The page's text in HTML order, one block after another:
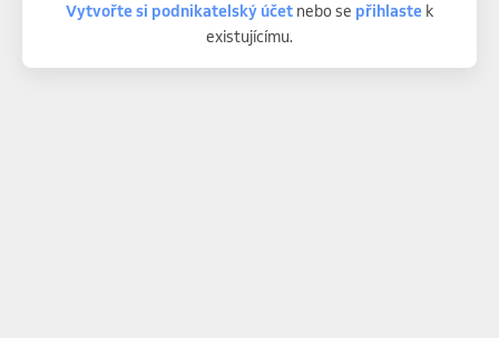
Vytvořte si podnikatelský účetnebo se přihlastek
existujícímu.